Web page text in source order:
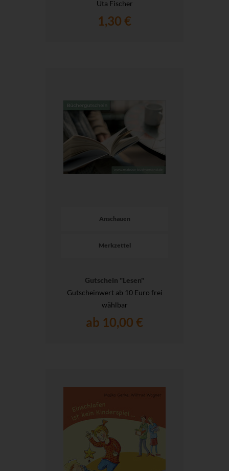
Uta Fischer
1,30 €
Anschauen
Merkzettel
Gutschein "Lesen"
Gutscheinwert ab 10 Euro frei
wählbar
ab 10,00 €